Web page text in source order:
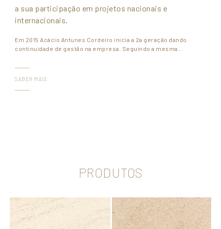
a sua participação em projetos nacionais e
internacionais.
Em 2015 Acácio Antunes Cordeiro inicia a 2a geração dando
continuidade de gestão na empresa. Seguindo a mesma...
SABER MAIS
PRODUTOS